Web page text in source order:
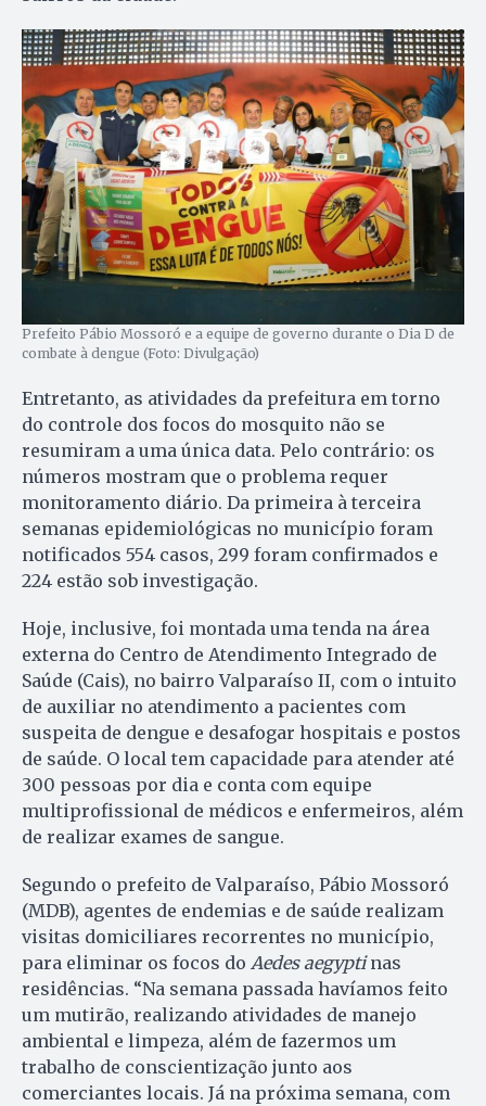
Prefeito Pábio Mossoró e a equipe de governo durante o Dia D de
combate à dengue (Foto: Divulgação)
Entretanto, as atividades da prefeitura em torno
do controle dos focos do mosquito não se
resumiram a uma única data. Pelo contrário: os
números mostram que o problema requer
monitoramento diário. Da primeira à terceira
semanas epidemiológicas no município foram
notificados 554 casos, 299 foram confirmados e
224 estão sob investigação.
Hoje, inclusive, foi montada uma tenda na área
externa do Centro de Atendimento Integrado de
Saúde (Cais), no bairro Valparaíso II, com o intuito
de auxiliar no atendimento a pacientes com
suspeita de dengue e desafogar hospitais e postos
de saúde. O local tem capacidade para atender até
300 pessoas por dia e conta com equipe
multiprofissional de médicos e enfermeiros, além
de realizar exames de sangue.
Segundo o prefeito de Valparaíso, Pábio Mossoró
(MDB), agentes de endemias e de saúde realizam
visitas domiciliares recorrentes no município,
para eliminar os focos do Aedes aegyptinas
residências. “Na semana passada havíamos feito
um mutirão, realizando atividades de manejo
ambiental e limpeza, além de fazermos um
trabalho de conscientização junto aos
comerciantes locais. Já na próxima semana, com